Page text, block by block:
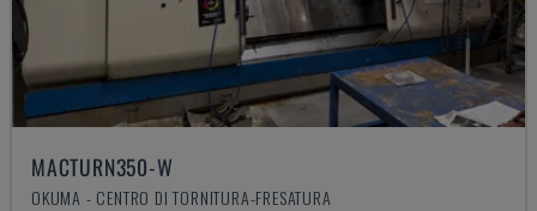
MACTURN350-W
OKUMA - CENTRO DI TORNITURA-FRESATURA